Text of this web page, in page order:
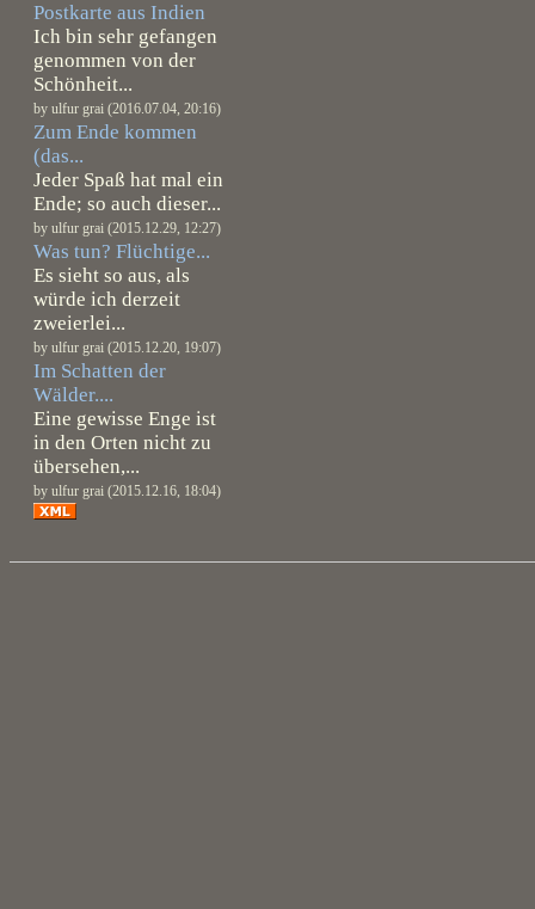
Postkarte aus Indien
Ich bin sehr gefangen
genommen von der
Schönheit...
by ulfur grai (2016.07.04, 20:16)
Zum Ende kommen
(das...
Jeder Spaß hat mal ein
Ende; so auch dieser...
by ulfur grai (2015.12.29, 12:27)
Was tun? Flüchtige...
Es sieht so aus, als
würde ich derzeit
zweierlei...
by ulfur grai (2015.12.20, 19:07)
Im Schatten der
Wälder....
Eine gewisse Enge ist
in den Orten nicht zu
übersehen,...
by ulfur grai (2015.12.16, 18:04)